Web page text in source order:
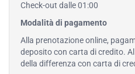
Check-out dalle 01:00
Modalità di pagamento
Alla prenotazione online,
deposito con carta di credito.
della differenza con carta di